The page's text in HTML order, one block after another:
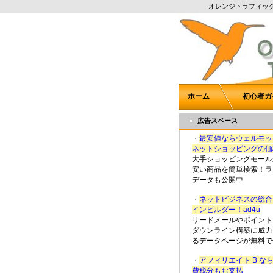
オレンジトラフィッ
ホーム 初心者ガ
広告スペース
・ 最安値ならウェルモ
ネットショッピングの
大手ショッピングモー
安い商品を簡単検索！
データも公開中
・ ネットビジネスの総
インビルダー！ad4u
リードメールやポイン
ダウンライン構築に威
るデータページが無料
・ アフィリエイト B な
費税分もお支払